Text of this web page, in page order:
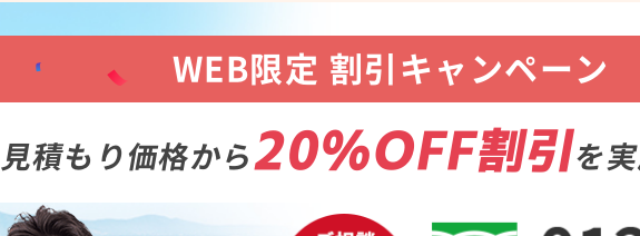
WEB限定 割引キャンペーン
見積もり価格から20%OFF割引を